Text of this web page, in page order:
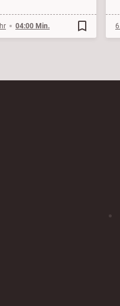
04:00 Min. bookmark_border